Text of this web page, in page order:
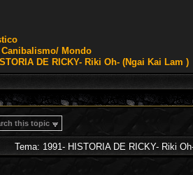
Mondo
DE RICKY- Riki Oh- (Ngai Kai Lam )
this topic
Tema: 1991- HISTORIA DE RICKY- Riki